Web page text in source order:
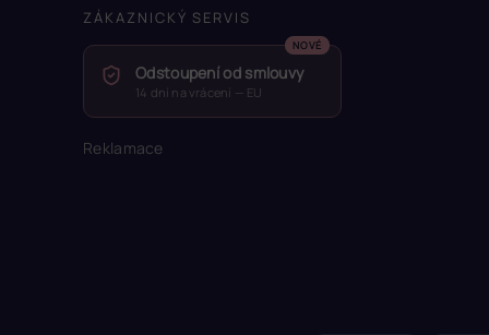
ZÁKAZNICKÝ SERVIS
Odstoupení od smlouvy
14 dní na vrácení — EU
Reklamace